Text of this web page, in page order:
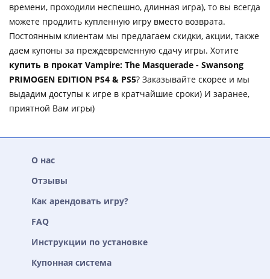
времени, проходили неспешно, длинная игра), то вы всегда
можете продлить купленную игру вместо возврата.
Постоянным клиентам мы предлагаем скидки, акции, также
даем купоны за преждевременную сдачу игры. Хотите
купить в прокат Vampire: The Masquerade - Swansong
PRIMOGEN EDITION PS4 & PS5? Заказывайте скорее и мы
выдадим доступы к игре в кратчайшие сроки) И заранее,
приятной Вам игры)
О нас
Отзывы
Как арендовать игру?
FAQ
Инструкции по установке
Купонная система